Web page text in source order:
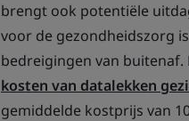
brengt ook potentiële
voor de gezondheidszorg
bedreigingen van
kosten van datalekken
gemiddelde kostprijs van